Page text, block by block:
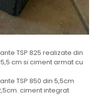
TSP 825 realizate din
cm si ciment armat cu
TSP 850 din 5,5cm
ciment integrat